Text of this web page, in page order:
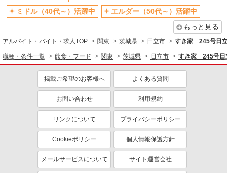
ミドル（40代～）活躍中
エルダー（50代～）活躍中
もっと見る
アルバイト・バイト・求人TOP 関東 茨城県 日立市 すき家 245号日
職種・条件一覧 飲食・フード 関東 茨城県 日立市 すき家 245号日
掲載ご希望のお客様へ よくある質問
お問い合わせ 利用規約
リンクについて プライバシーポリシー
Cookieポリシー 個人情報保護方針
メールサービスについて サイト運営会社